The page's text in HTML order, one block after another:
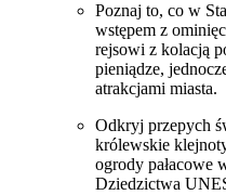
Poznaj to, co w
wstępem z
rejsowi z kolacją
pieniądze,
atrakcjami miasta.
Odkryj przepych
królewskie
ogrody pałacowe
Dziedzictwa